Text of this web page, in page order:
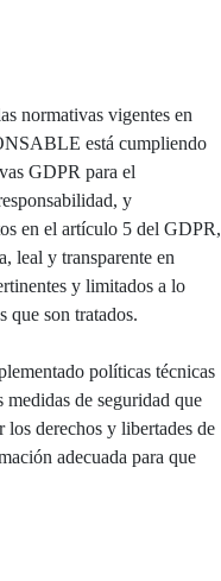
normativas vigentes en
está cumpliendo
GDPR para el
y
en el artículo 5 del GDPR,
leal y transparente en
y limitados a lo
que son tratados.
políticas técnicas
de seguridad que
derechos y libertades de
adecuada para que